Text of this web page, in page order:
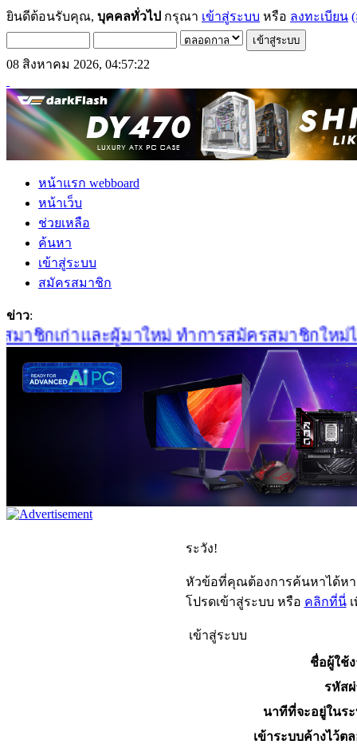
ยินดีต้อนรับคุณ, บุคคลทั่วไป กรุณา เข้าสู่ระบบ หรือ ลงทะเบียน
08 สิงหาคม 2026, 04:57:22
หน้าแรก webboard
หน้าเว็บ
ช่วยเหลือ
ค้นหา
เข้าสู่ระบบ
สมัครสมาชิก
ข่าว:
ชิกเก่าและผู้มาใหม่ ทำการสมัครสมาชิกใหม่ได้
ระวัง!
หัวข้อที่คุณต้องการค้นหาได้ห
โปรดเข้าสู่ระบบ หรือ คลิกที่นี่เ
เข้าสู่ระบบ
ชื่อผู้ใช้
รหัส
นาทีที่จะอยู่ในร
เข้าระบบค้างไว้ต